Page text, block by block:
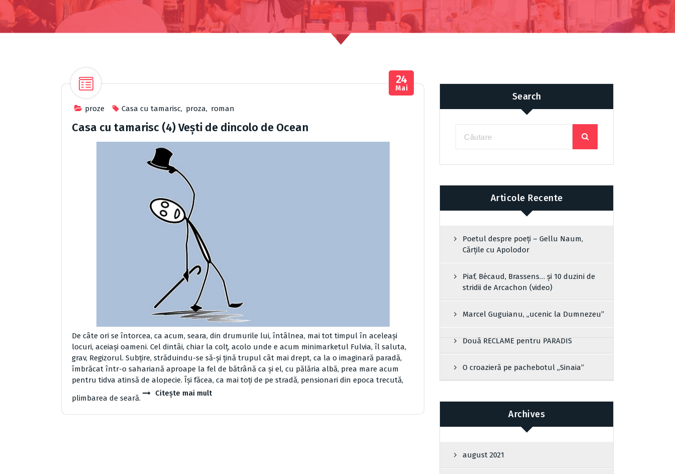
proze Casa cu tamarisc, proza, roman
24
Mai
Casa cu tamarisc (4) Vești de dincolo de Ocean
De câte ori se întorcea, ca acum, seara, din drumurile lui, întâlnea, mai tot timpul în aceleaşi
locuri, aceiaşi oameni. Cel dintâi, chiar la colţ, acolo unde e acum minimarketul Fulvia, îl saluta,
grav, Regizorul. Subţire, străduindu-se să-şi ţină trupul cât mai drept, ca la o imaginară paradă,
îmbrăcat într-o sahariană aproape la fel de bătrână ca şi el, cu pălăria albă, prea mare acum
pentru tidva atinsă de alopecie. Îşi făcea, ca mai toţi de pe stradă, pensionari din epoca trecută,
plimbarea de seară.
Citește mai mult
Search
Articole Recente
Poetul despre poeți – Gellu Naum,
Cărțile cu Apolodor
Piaf, Bécaud, Brassens… și 10 duzini de
stridii de Arcachon (video)
Marcel Guguianu, „ucenic la Dumnezeu”
Două RECLAME pentru PARADIS
O croazieră pe pachebotul „Sinaia”
Archives
august 2021